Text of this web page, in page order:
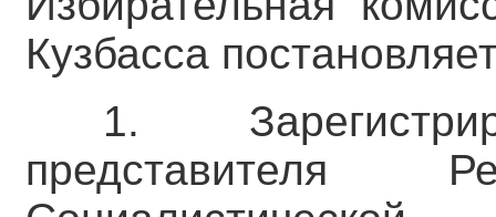
Кузбасса
1.
представителя